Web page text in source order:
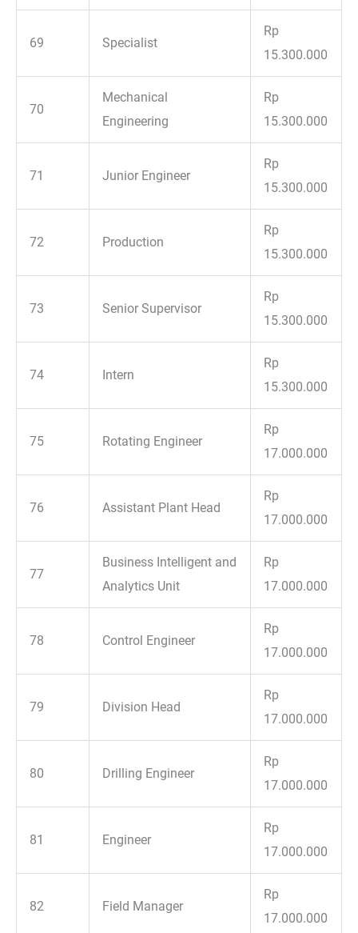
69 Specialist
Rp
15.300.000
70
Mechanical
Engineering
Rp
15.300.000
71 Junior Engineer
Rp
15.300.000
72 Production
Rp
15.300.000
73 Senior Supervisor
Rp
15.300.000
74 Intern
Rp
15.300.000
75 Rotating Engineer
Rp
17.000.000
76 Assistant Plant Head
Rp
17.000.000
77
Business Intelligent and
Analytics Unit
Rp
17.000.000
78 Control Engineer
Rp
17.000.000
79 Division Head
Rp
17.000.000
80 Drilling Engineer
Rp
17.000.000
81 Engineer
Rp
17.000.000
82 Field Manager
Rp
17.000.000